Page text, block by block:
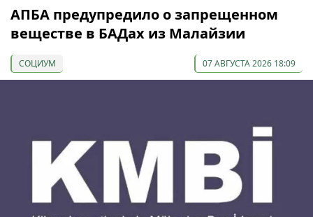
АПБА предупредило о запрещенном
веществе в БАДах из Малайзии
СОЦИУМ 07 АВГУСТА 2026 18:09